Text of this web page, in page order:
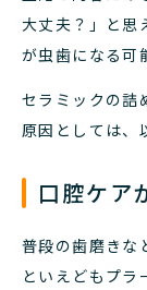
大丈夫？」と思
が虫歯になる可
セラミックの詰
原因としては、
口腔ケア
普段の歯磨きな
といえどもプラ